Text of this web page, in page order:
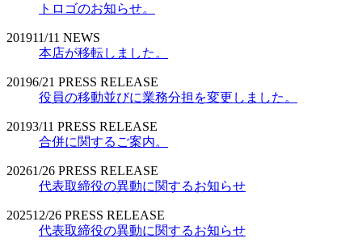
トロゴのお知らせ。
201911/11 NEWS
本店が移転しました。
20196/21 PRESS RELEASE
役員の移動並びに業務分担を変更しました。
20193/11 PRESS RELEASE
合併に関するご案内。
20261/26 PRESS RELEASE
代表取締役の異動に関するお知らせ
202512/26 PRESS RELEASE
代表取締役の異動に関するお知らせ